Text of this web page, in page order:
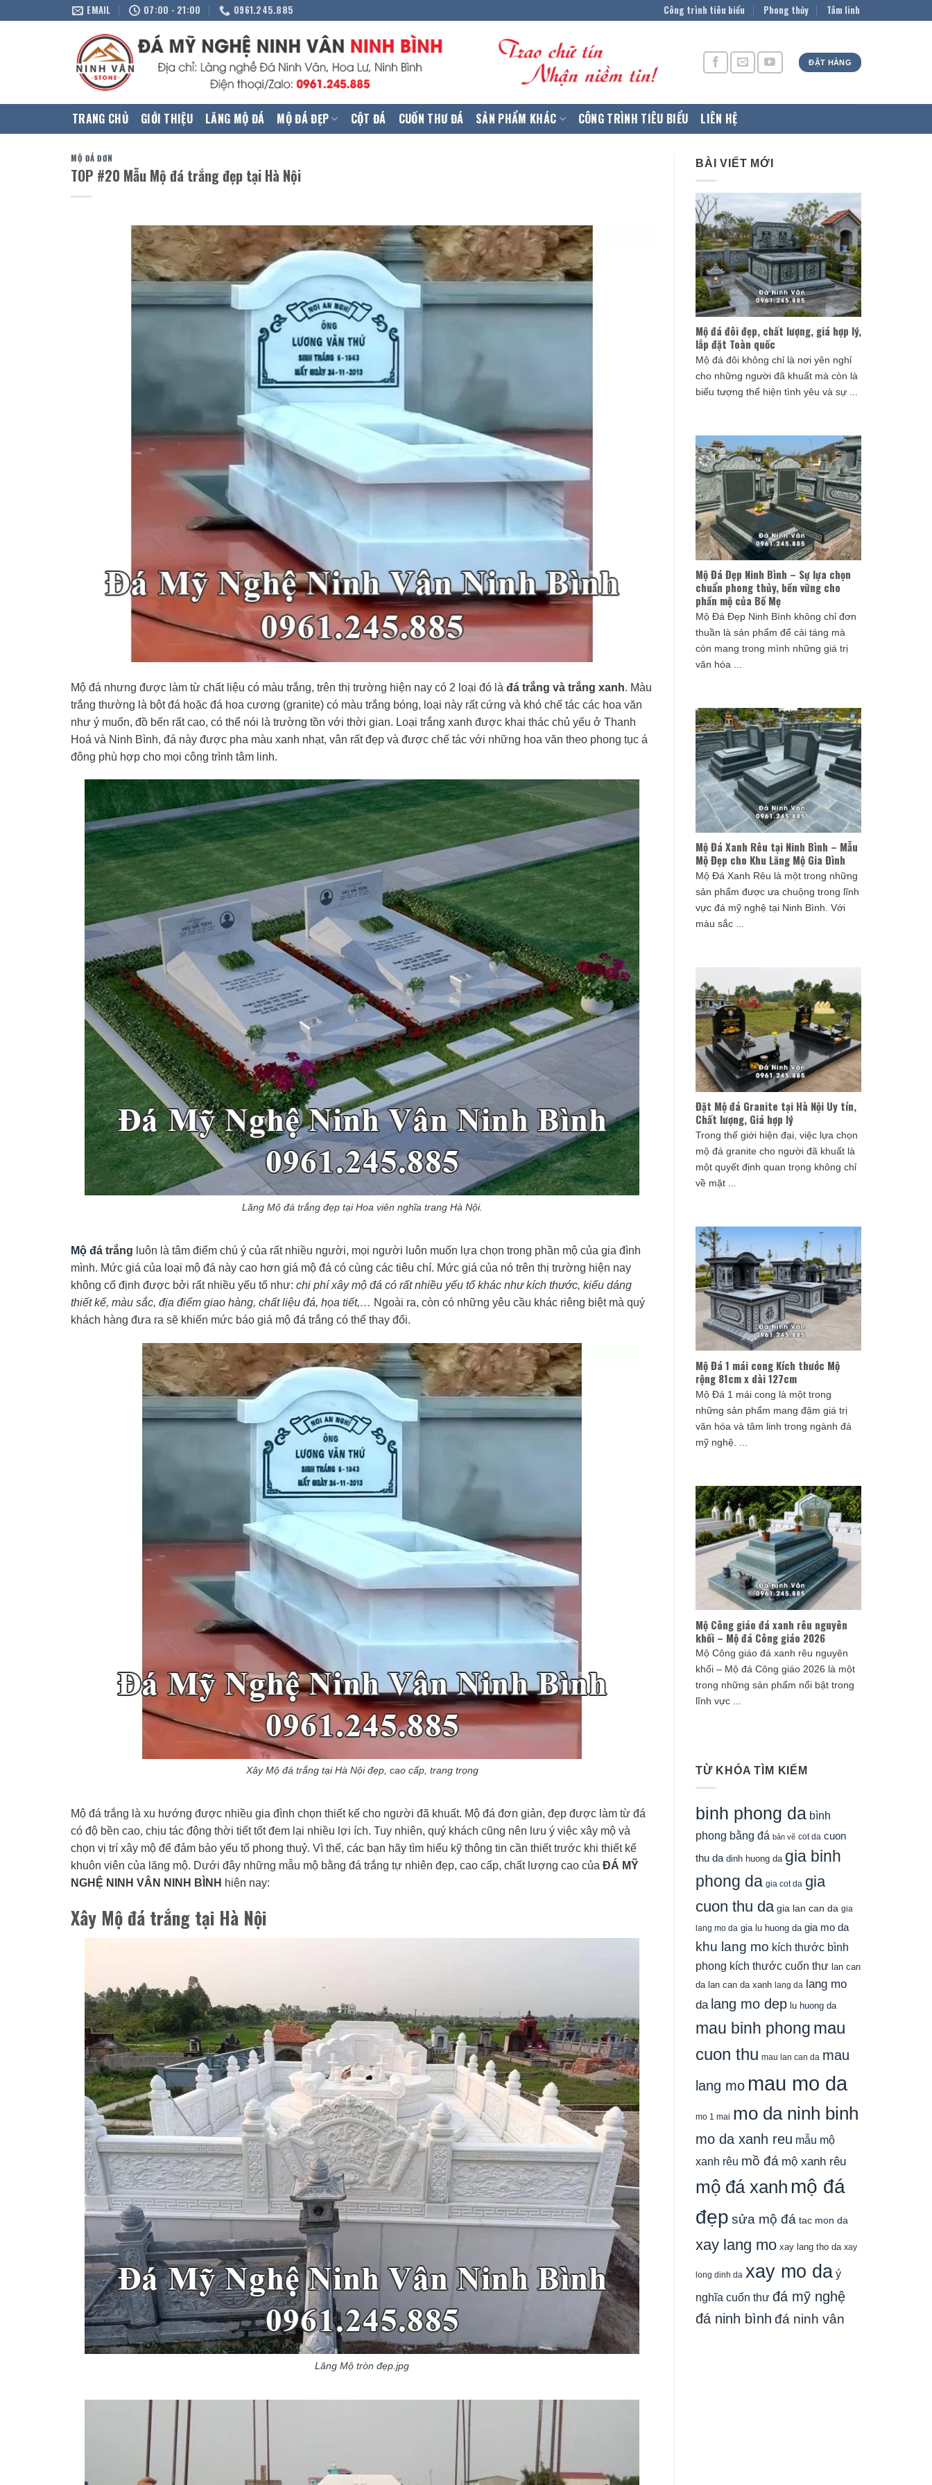
EMAIL 07:00 - 21:00 0961.245.885 Công trình tiêu biểu Phong thủy Tâm linh
ĐẶT HÀNG
TRANG CHỦ GIỚI THIỆU LĂNG MỘ ĐÁ MỘ ĐÁ ĐẸP CỘT ĐÁ CUỐN THƯ ĐÁ SẢN PHẨM KHÁC CÔNG TRÌNH TIÊU BIỂU LIÊN HỆ
MỘ ĐÁ ĐƠN
TOP #20 Mẫu Mộ đá trắng đẹp tại Hà Nội
Mộ đá nhưng được làm từ chất liệu có màu trắng, trên thị trường hiện nay có 2 loại đó là đá trắng và trắng xanh. Màu
trắng thường là bột đá hoặc đá hoa cương (granite) có màu trắng bóng, loại này rất cứng và khó chế tác các hoa văn
như ý muốn, đồ bến rất cao, có thể nói là trường tồn với thời gian. Loại trắng xanh được khai thác chủ yếu ở Thanh
Hoá và Ninh Bình, đá này được pha màu xanh nhạt, vân rất đẹp và được chế tác với những hoa văn theo phong tục á
đông phù hợp cho mọi công trình tâm linh.
Lăng Mộ đá trắng đẹp tại Hoa viên nghĩa trang Hà Nội.
Mộ đá trắng luôn là tâm điểm chú ý của rất nhiều người, mọi người luôn muốn lựa chọn trong phần mộ của gia đình
mình. Mức giá của loại mộ đá này cao hơn giá mộ đá có cùng các tiêu chí. Mức giá của nó trên thị trường hiện nay
không cố định được bởi rất nhiều yếu tố như: chi phí xây mộ đá có rất nhiều yếu tố khác như kích thước, kiểu dáng
thiết kế, màu sắc, địa điểm giao hàng, chất liệu đá, họa tiết,… Ngoài ra, còn có những yêu cầu khác riêng biệt mà quý
khách hàng đưa ra sẽ khiến mức báo giá mộ đá trắng có thể thay đổi.
Xây Mộ đá trắng tại Hà Nội đẹp, cao cấp, trang trọng
Mộ đá trắng là xu hướng được nhiều gia đình chọn thiết kế cho người đã khuất. Mộ đá đơn giản, đẹp được làm từ đá
có độ bền cao, chịu tác động thời tiết tốt đem lại nhiều lợi ích. Tuy nhiên, quý khách cũng nên lưu ý việc xây mộ và
chọn vị trí xây mộ để đảm bảo yếu tố phong thuỷ. Vì thế, các bạn hãy tìm hiểu kỹ thông tin cần thiết trước khi thiết kế
khuôn viên của lăng mộ. Dưới đây những mẫu mộ bằng đá trắng tự nhiên đẹp, cao cấp, chất lượng cao của ĐÁ MỸ
NGHỆ NINH VÂN NINH BÌNH hiện nay:
Xây Mộ đá trắng tại Hà Nội
Lăng Mộ tròn đẹp.jpg
BÀI VIẾT MỚI
Mộ đá đôi đẹp, chất lượng, giá hợp lý,
lắp đặt Toàn quốc
Mộ đá đôi không chỉ là nơi yên nghỉ
cho những người đã khuất mà còn là
biểu tượng thể hiện tình yêu và sự ...
Mộ Đá Đẹp Ninh Bình – Sự lựa chọn
chuẩn phong thủy, bền vững cho
phần mộ của Bố Mẹ
Mộ Đá Đẹp Ninh Bình không chỉ đơn
thuần là sản phẩm để cải táng mà
còn mang trong mình những giá trị
văn hóa ...
Mộ Đá Xanh Rêu tại Ninh Bình – Mẫu
Mộ Đẹp cho Khu Lăng Mộ Gia Đình
Mộ Đá Xanh Rêu là một trong những
sản phẩm được ưa chuộng trong lĩnh
vực đá mỹ nghệ tại Ninh Bình. Với
màu sắc ...
Đặt Mộ đá Granite tại Hà Nội Uy tín,
Chất lượng, Giá hợp lý
Trong thế giới hiện đại, việc lựa chọn
mộ đá granite cho người đã khuất là
một quyết định quan trọng không chỉ
về mặt ...
Mộ Đá 1 mái cong Kích thước Mộ
rộng 81cm x dài 127cm
Mộ Đá 1 mái cong là một trong
những sản phẩm mang đậm giá trị
văn hóa và tâm linh trong ngành đá
mỹ nghệ. ...
Mộ Công giáo đá xanh rêu nguyên
khối – Mộ đá Công giáo 2026
Mộ Công giáo đá xanh rêu nguyên
khối – Mộ đá Công giáo 2026 là một
trong những sản phẩm nổi bật trong
lĩnh vực ...
TỪ KHÓA TÌM KIẾM
binh phong da bình
phong bằng đá bản vẽ cot da cuon
thu da dinh huong da gia binh
phong da gia cot da gia
cuon thu da gia lan can da gia
lang mo da gia lu huong da gia mo da
khu lang mo kích thước bình
phong kích thước cuốn thư lan can
da lan can da xanh lang da lang mo
da lang mo dep lu huong da
mau binh phong mau
cuon thu mau lan can da mau
lang mo mau mo da
mo 1 mai mo da ninh binh
mo da xanh reu mẫu mộ
xanh rêu mồ đá mộ xanh rêu
mộ đá xanh mộ đá
đẹp sửa mộ đá tac mon da
xay lang mo xay lang tho da xay
long dinh da xay mo da ý
nghĩa cuốn thư đá mỹ nghệ
đá ninh bình đá ninh vân